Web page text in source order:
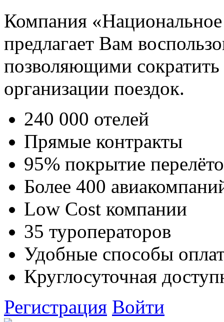
Компания
предлагает Вам
позволяющими
организации поездок.
240 000 отелей
Прямые контракты
95% покрытие
Более 400
Low Cost компании
35 туроператоров
Удобные способы
Круглосуточная
Регистрация Войти